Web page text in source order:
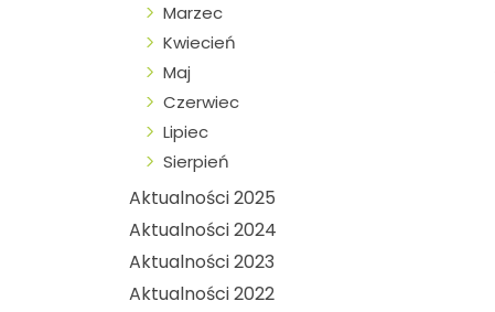
Marzec
Kwiecień
Maj
Czerwiec
Lipiec
Sierpień
Aktualności 2025
Aktualności 2024
Aktualności 2023
Aktualności 2022